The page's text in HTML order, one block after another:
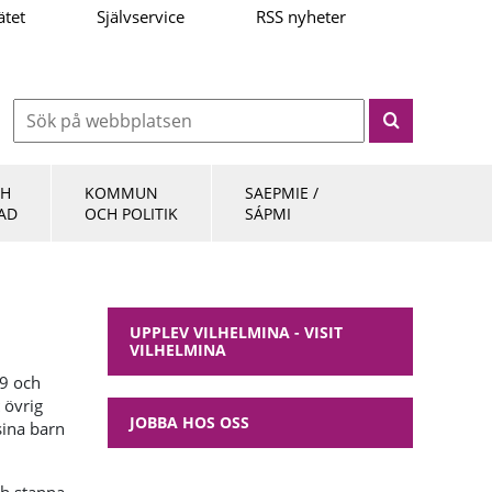
Självservice RSS nyheter
KOMMUN
OCH POLITIK
SAEPMIE /
SÁPMI
och
övrig
barn
UPPLEV VILHELMINA - VISIT
VILHELMINA
JOBBA HOS OSS